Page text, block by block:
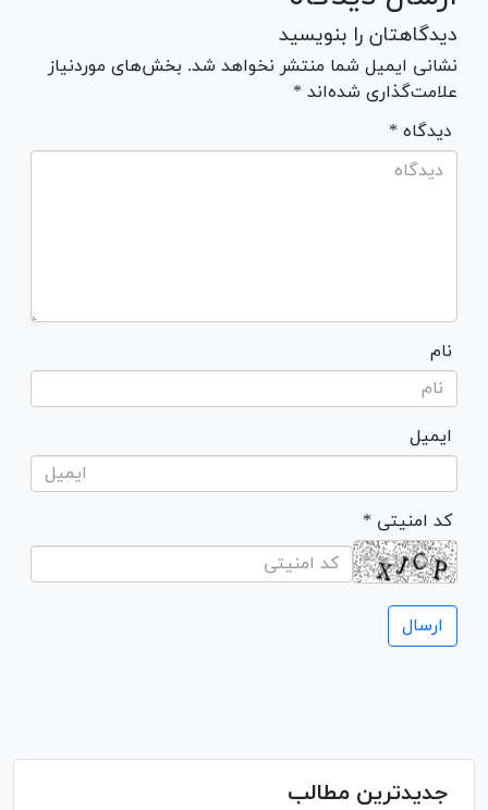
دیدگاهتان را بنویسید
نشانی ایمیل شما منتشر نخواهد شد. بخش‌های موردنیاز
علامت‌گذاری شده‌اند *
* دیدگاه
نام
ایمیل
* کد امنیتی
جدیدترین مطالب